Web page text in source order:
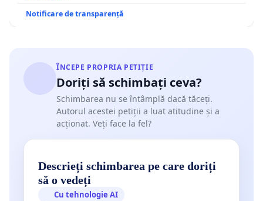
Notificare de transparență
ÎNCEPE PROPRIA PETIȚIE
Doriți să schimbați ceva?
Schimbarea nu se întâmplă dacă tăceți.
Autorul acestei petiții a luat atitudine și a
acționat. Veți face la fel?
Descrieți schimbarea pe care doriți
să o vedeți
Cu tehnologie AI